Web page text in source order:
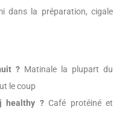
dans la préparation, cigale
? Matinale la plupart du
le coup
healthy ?Café protéiné et